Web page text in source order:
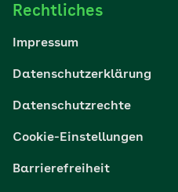
Reisen
Wohlbefinden
Digital gesund
Rechtliches
Impressum
Datenschutzerklärung
Datenschutzrechte
Cookie-Einstellungen
Barrierefreiheit